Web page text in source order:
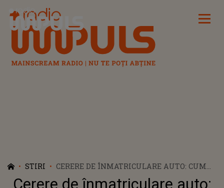
Radio Impuls
STIRI
CERERE DE ÎNMATRICULARE AUTO: CUM
TREBUIE COMPLETATĂ?
Cerere de înmatriculare auto: